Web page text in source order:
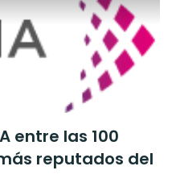
entre las 100
reputados del